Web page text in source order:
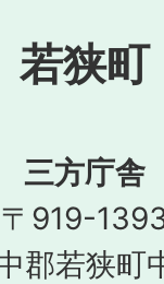
若狭町
三方庁舎
〒919-
郡若狭町